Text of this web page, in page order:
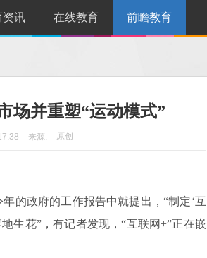
资讯 在线教育 前瞻教育
场并重塑“运动模式”
来源: 原创
政府的工作报告中就提出，“制定‘互
生花”，有记者发现，“互联网+”正在嵌